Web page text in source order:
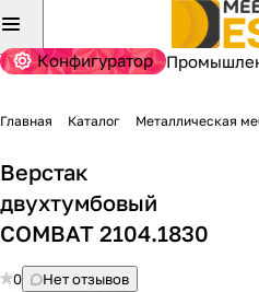
Конфигуратор
Главная Каталог Металлическая
Верстак
двухтумбовый
COMBAT 2104.1830
0
Нет отзывов